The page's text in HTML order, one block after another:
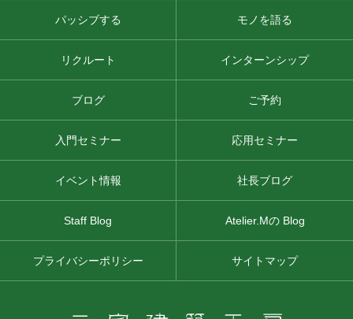
パッシブする モノを語る
リクルート インターンシップ
ブログ ご予約
入門セミナー 応用セミナー
イベント情報 社長ブログ
Staff Blog Atelier.Mの Blog
プライバシーポリシー サイトマップ